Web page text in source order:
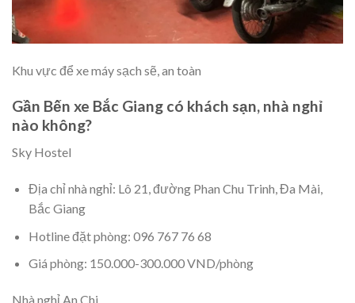
Khu vực để xe máy sạch sẽ, an toàn
Gần Bến xe Bắc Giang có khách sạn, nhà nghỉ
nào không?
Sky Hostel
Địa chỉ nhà nghỉ: Lô 21, đường Phan Chu Trinh, Đa Mài,
Bắc Giang
Hotline đặt phòng: 096 767 76 68
Giá phòng: 150.000-300.000 VND/phòng
Nhà nghỉ An Chi